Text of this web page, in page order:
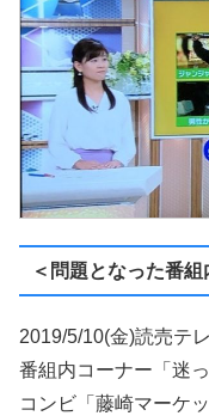
＜問題となった番組
2019/5/10(金)読売テ
番組内コーナー「迷
コンビ「藤崎マーケ